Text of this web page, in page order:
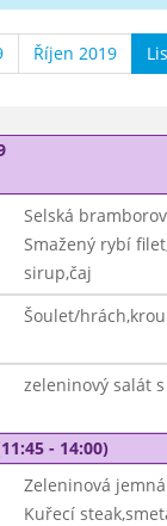
Říjen 2019
Selská
Smažený rybí
sirup,čaj
Šoulet/
zeleninový salát
- 14:00)
Zeleninová jemná
Kuřecí